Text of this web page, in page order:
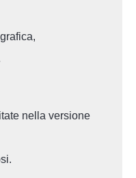
nella versione